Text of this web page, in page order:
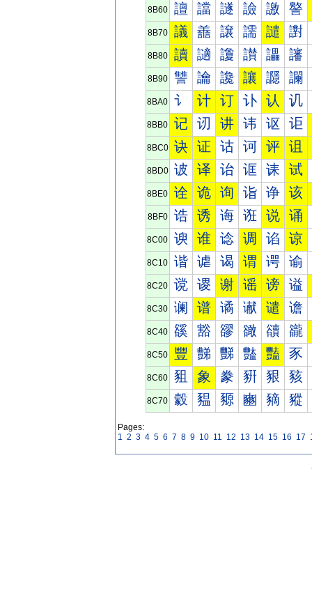
8B60 譠 譡 譢 譣 譤 譥
8B70 議 譱 譲 譳 譴 譵
8B80 讀 讁 讂 讃 讄 讅
8B90 讐 讑 讒 讓 讔 讕
8BA0 讠 计 订 讣 认 讥
8BB0 记 讱 讲 讳 讴 讵
8BC0 诀 证 诂 诃 评 诅
8BD0 诐 译 诒 诓 诔 试
8BE0 诠 诡 询 诣 诤 该
8BF0 诰 诱 诲 诳 说 诵
8C00 谀 谁 谂 调 谄 谅
8C10 谐 谑 谒 谓 谔 谕
8C20 谠 谡 谢 谣 谤 谥
8C30 谰 谱 谲 谳 谴 谵
8C40 豀 豁 豂 豃 豄 豅
8C50 豐 豑 豒 豓 豔 豕
8C60 豠 象 豢 豣 豤 豥
8C70 豰 豱 豲 豳 豴 豵
Pages:
1 2 3 4 5 6 7 8 9 10 11 12 13 14 15 16 17